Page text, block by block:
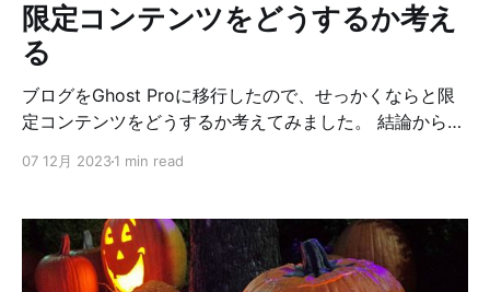
限定コンテンツをどうするか考え
る
ブログをGhost Proに移行したので、せっかくならと限
定コンテンツをどうするか考えてみました。 結論から言
扱おうと考えています。 * 裏話 * ニッチなもの * 記事に
重なノウハウ また、出来るかどうか分からないですが、
自分が作ったアプリの有料機能の無料提供も出来たら面
白いかなと思ったりもしています。 少しずつ用意してい
07 12月 20231 min read